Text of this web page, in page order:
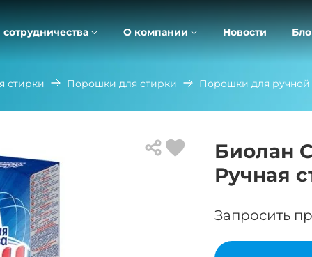
О компании Новости
стирки Порошки для стирки Порошки для ручной
Биолан
Ручная
Запросить